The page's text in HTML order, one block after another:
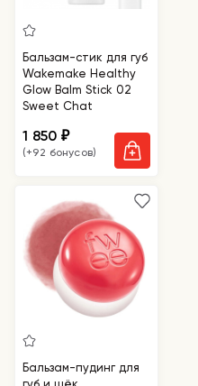
Бальзам-стик для губ
Wakemake Healthy
Glow Balm Stick 02
Sweet Chat
1 850₽
(+92 бонусов)
Бальзам-пудинг для